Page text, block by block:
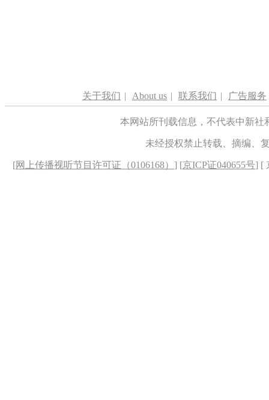
关于我们 | About us | 联系我们 | 广告服务
本网站所刊载信息，不代表中新
未经授权禁止转载、摘编、
[网上传播视听节目许可证（0106168） ] [京ICP证040655号] [